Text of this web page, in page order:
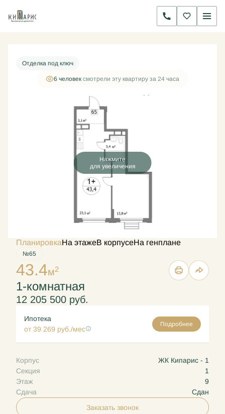
1-комнатная 12 205 500 руб.
Ипотекаот 39 269 руб./мес.
Отделка под ключ
6 человек смотрели эту квартиру за 24 часа
Нажмите
для увеличения
ПланировкаНа этажеВ корпусеНа генплане
№65
43.4м2
1-комнатная
12 205 500 руб.
Ипотека
от 39 269 руб./мес
Подробнее
Корпус
ЖК Кипарис - 1
Секция
1
Этаж
9
Сдача
Сдан
Заказать звонок